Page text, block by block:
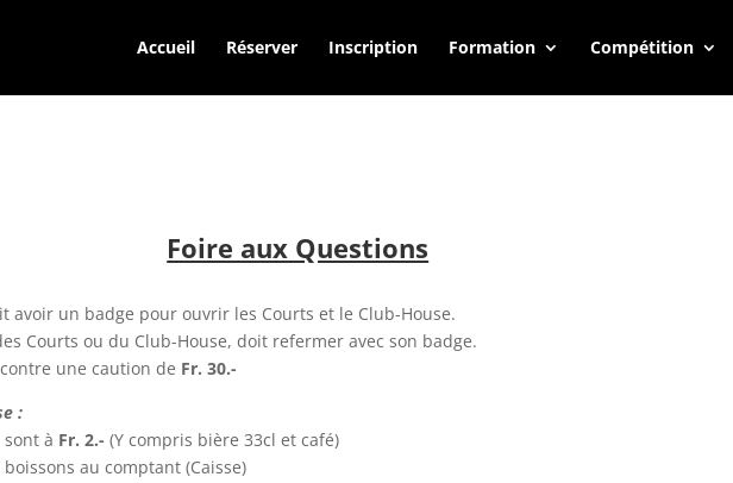
Accueil Réserver Inscription Formation Compétition
Foire aux Questions
avoir un badge pour ouvrir les Courts et le Club-House.
Courts ou du Club-House, doit refermer avec son badge.
une caution de Fr. 30.-
:
à Fr. 2.-(Y compris bière 33cl et café)
au comptant (Caisse)